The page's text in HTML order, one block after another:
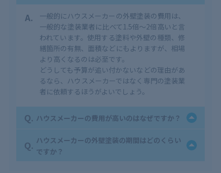
A.
一般的にハウスメーカーの外壁塗装の費用は、
一般的な塗装業者に比べて1.5倍～2倍高いと言
われています。使用する塗料や外壁の種類、修
繕箇所の有無、面積などにもよりますが、相場
より高くなるのは必至です。
どうしても予算が追い付かないなどの理由があ
るなら、ハウスメーカーではなく専門の塗装業
者に依頼するほうがよいでしょう。
Q. ハウスメーカーの費用が高いのはなぜですか？
Q. ハウスメーカーの外壁塗装の期間はどのくらい
ですか？